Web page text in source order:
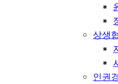
상생
인권